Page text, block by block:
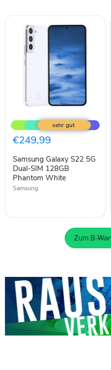
Galaxy
S22
5G
Dual-
128GB
Phantom
White
€249,99
Samsung Galaxy S22 5G
Dual-SIM 128GB
Phantom White
Samsung
Zum B-